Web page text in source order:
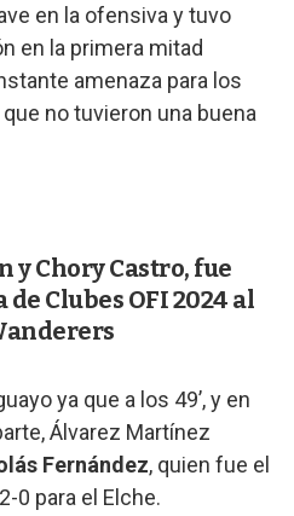
en la ofensiva y tuvo
en la primera mitad
amenaza para los
no tuvieron una buena
y Chory Castro, fue
Clubes OFI 2024 al
ya que a los 49’, y en
Álvarez Martínez
Fernández, quien fue el
0 para el Elche.